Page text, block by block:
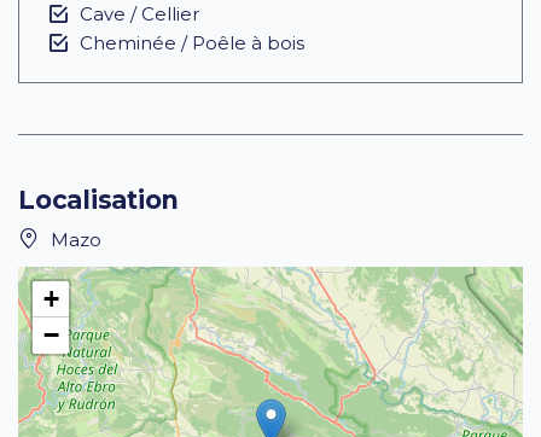
Cave / Cellier
Cheminée / Poêle à bois
Localisation
Mazo
+
−